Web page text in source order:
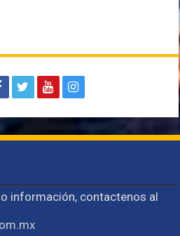
información, contactenos al